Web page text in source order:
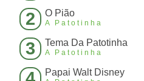
2 O Pião
A Patotinha
3 Tema Da Patotinha
A Patotinha
Papai Walt Disney